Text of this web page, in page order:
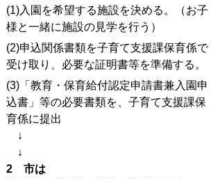
(1)入園を希望する施設を決める。（お子
様と一緒に施設の見学を行う）
(2)申込関係書類を子育て支援課保育係で
受け取り、必要な証明書等を準備する。
(3)「教育・保育給付認定申請書兼入園申
込書」等の必要書類を、子育て支援課保
育係に提出
↓
↓
2 市は